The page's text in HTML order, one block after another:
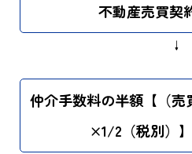
不動産売買契
↓
仲介手数料の半額【（売
×1/2（税別）